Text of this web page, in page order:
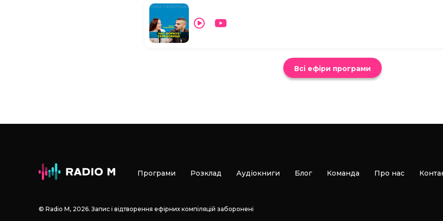
Всі ефіри програми
Програми Розклад Аудіокниги Блог Команда Про нас
© Radio М, 2026. Запис і відтворення ефірних компіляцій заборонені